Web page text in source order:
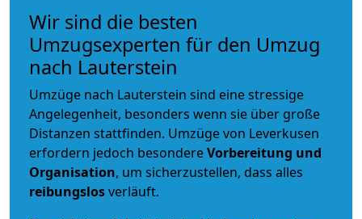
Wir sind die besten
Umzugsexperten für den Umzug
nach Lauterstein
Umzüge nach Lauterstein sind eine stressige
Angelegenheit, besonders wenn sie über große
Distanzen stattfinden. Umzüge von Leverkusen
erfordern jedoch besondereVorbereitung und
Organisation, um sicherzustellen, dass alles
reibungslosverläuft.